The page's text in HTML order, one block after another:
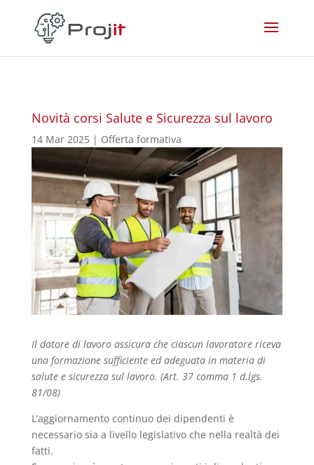
Novità corsi Salute e Sicurezza sul lavoro
14 Mar 2025| Offerta formativa
Il datore di lavoro assicura che ciascun lavoratore riceva
una formazione sufficiente ed adeguata in materia di
salute e sicurezza sul lavoro. (Art. 37 comma 1 d.lgs.
81/08)
L’aggiornamento continuo dei dipendenti è
necessario sia a livello legislativo che nella realtà dei
fatti.